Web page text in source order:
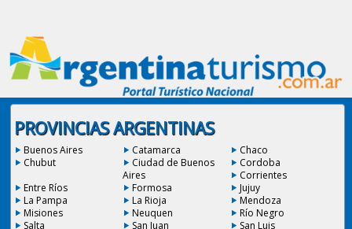
PROVINCIAS ARGENTINAS
Buenos Aires Catamarca
Chaco
Chubut
Ciudad de Buenos
Aires
Cordoba
Corrientes
Entre Ríos
Formosa
Jujuy
La Pampa
La Rioja
Mendoza
Misiones
Neuquen
Río Negro
Salta
San Juan San Luis